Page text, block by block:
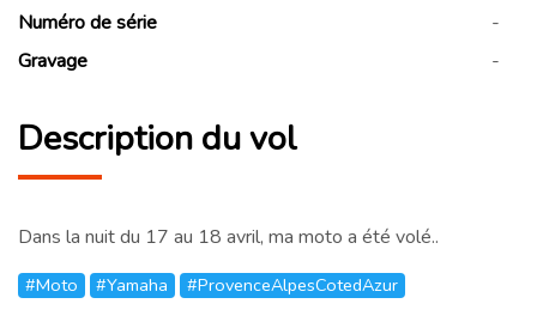
Numéro de série
-
Gravage
-
Description du vol
Dans la nuit du 17 au 18 avril, ma moto a été volé..
#Moto #Yamaha #ProvenceAlpesCotedAzur